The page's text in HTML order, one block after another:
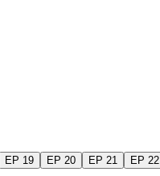
EP 19 EP 20 EP 21 EP 22